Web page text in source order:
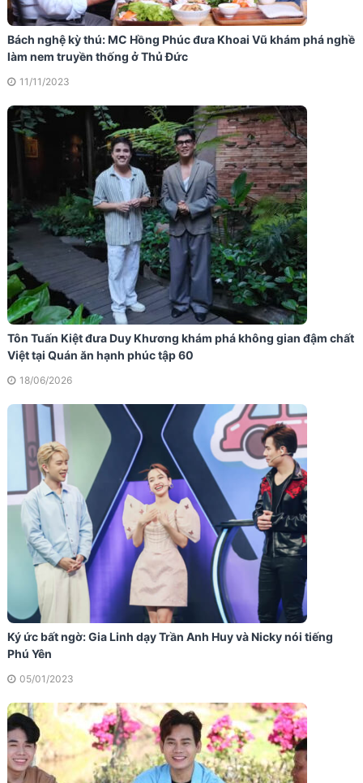
Bách nghệ kỳ thú: MC Hồng Phúc đưa Khoai Vũ khám phá nghề
làm nem truyền thống ở Thủ Đức
11/11/2023
Tôn Tuấn Kiệt đưa Duy Khương khám phá không gian đậm chất
Việt tại Quán ăn hạnh phúc tập 60
18/06/2026
Ký ức bất ngờ: Gia Linh dạy Trần Anh Huy và Nicky nói tiếng
Phú Yên
05/01/2023